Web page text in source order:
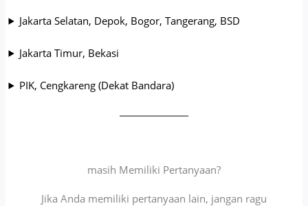
Jakarta Selatan, Depok, Bogor, Tangerang, BSD
Jakarta Timur, Bekasi
PIK, Cengkareng (Dekat Bandara)
masih Memiliki Pertanyaan?
Jika Anda memiliki pertanyaan lain, jangan ragu